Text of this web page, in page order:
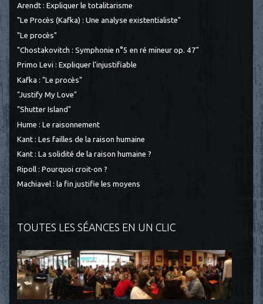
Arendt : Expliquer le totalitarisme
"Le Procès (Kafka) : Une analyse existentialiste"
"Le procès"
"Chostakovitch : Symphonie n°5 en ré mineur op. 47"
Primo Levi : Expliquer l'injustifiable
Kafka : "Le procès"
"Justify My Love"
"Shutter Island"
Hume : Le raisonnement
Kant : Les failles de la raison humaine
Kant : La solidité de la raison humaine ?
Ripoll : Pourquoi croit-on ?
Machiavel : la fin justifie les moyens
TOUTES LES SÉANCES EN UN CLIC